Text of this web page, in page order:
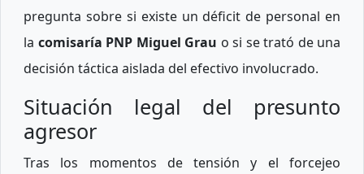
pregunta sobre si existe un déficit de personal en
la comisaría PNP Miguel Grau o si se trató de una
decisión táctica aislada del efectivo involucrado.
Situación legal del presunto
agresor
Tras los momentos de tensión y el forcejeo